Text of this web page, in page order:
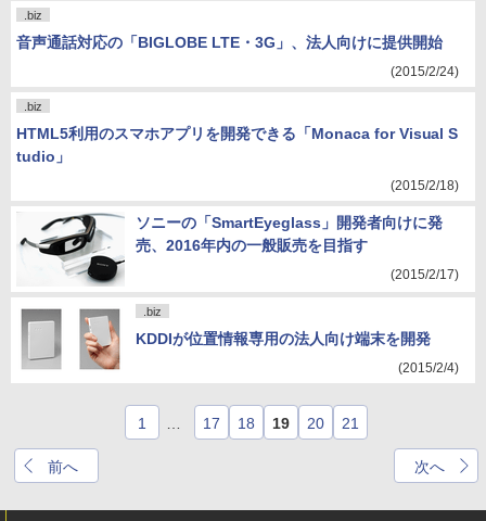
.biz
音声通話対応の「BIGLOBE LTE・3G」、法人向けに提供開始
(2015/2/24)
.biz
HTML5利用のスマホアプリを開発できる「Monaca for Visual S
tudio」
(2015/2/18)
ソニーの「SmartEyeglass」開発者向けに発
売、2016年内の一般販売を目指す
(2015/2/17)
.biz
KDDIが位置情報専用の法人向け端末を開発
(2015/2/4)
前へ
1 17 18 19 20 21
次へ